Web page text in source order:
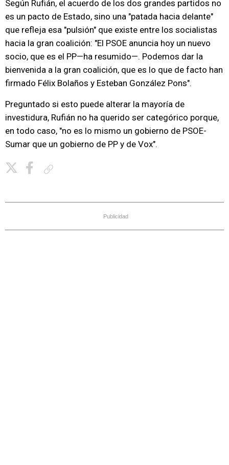
Según Rufián, el acuerdo de los dos grandes partidos no
es un pacto de Estado, sino una "patada hacia delante"
que refleja esa "pulsión" que existe entre los socialistas
hacia la gran coalición: "El PSOE anuncia hoy un nuevo
socio, que es el PP—ha resumido—. Podemos dar la
bienvenida a la gran coalición, que es lo que de facto han
firmado Félix Bolaños y Esteban González Pons".
Preguntado si esto puede alterar la mayoría de
investidura, Rufián no ha querido ser categórico porque,
en todo caso, "no es lo mismo un gobierno de PSOE-
Sumar que un gobierno de PP y de Vox".
Publicidad